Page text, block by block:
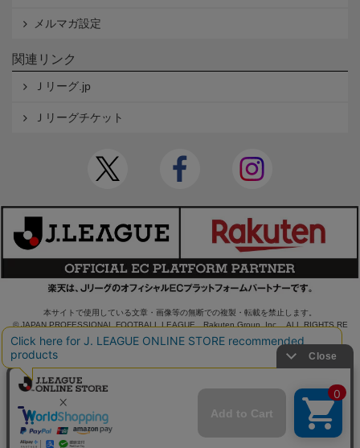
メルマガ設定
関連リンク
Ｊリーグ.jp
Ｊリーグチケット
本サイトで使用している文章・画像等の無断での複製・転載を禁止します。
© JAPAN PROFESSIONAL FOOTBALL LEAGUE Rakuten Group, Inc. ALL RIGHTS RE
SERVED.